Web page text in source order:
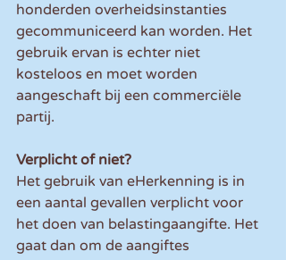
honderden overheidsinstanties
gecommuniceerd kan worden. Het
gebruik ervan is echter niet
kosteloos en moet worden
aangeschaft bij een commerciële
partij.
Verplicht of niet?
Het gebruik van eHerkenning is in
een aantal gevallen verplicht voor
het doen van belastingaangifte. Het
gaat dan om de aangiftes